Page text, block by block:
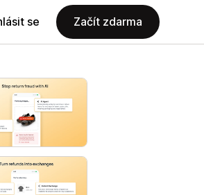
se Začít zdarma